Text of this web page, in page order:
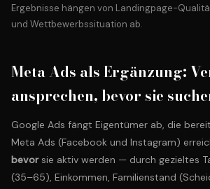
Ergebnisse hängen von Landingpage-
und Wettbewerbssituation ab.
Meta Ads als Ergänzung:
ansprechen, bevor sie
Google Ads fängt Eigentümer ab, die
Meta Ads (Facebook und Instagram)
bevorsie aktiv werden — durch gezieltes
(35–65), Einkommen, Familienstand